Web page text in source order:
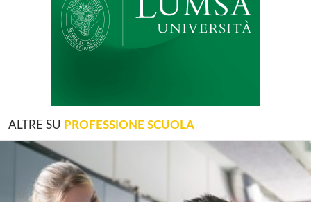
ALTRE SU PROFESSIONE SCUOLA